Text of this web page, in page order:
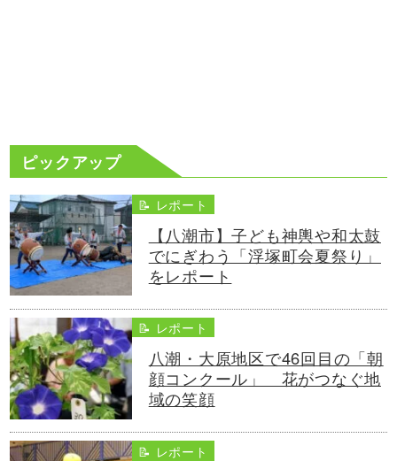
ピックアップ
📝 レポート
【八潮市】子ども神輿や和太鼓
でにぎわう「浮塚町会夏祭り」
をレポート
📝 レポート
八潮・大原地区で46回目の「朝
顔コンクール」 花がつなぐ地
域の笑顔
📝 レポート